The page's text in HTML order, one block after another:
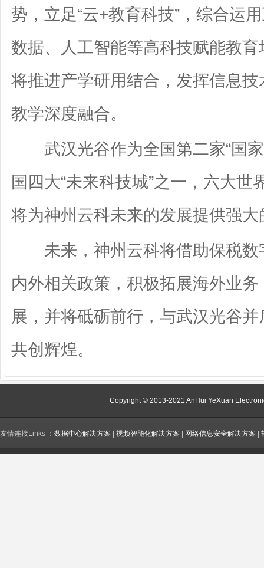
势，立足“云+教育科技”，综合运
数据、人工智能等高科技赋能教
将推进产学研用结合，发挥信息
教学深度融合。
武汉光谷作为全国第二家“国家
国四大“未来科技城”之一，六大世
将为神州云科未来的发展提供强大
未来，神州云科将借助保税数
内外相关政策，积极拓展海外业
展，并将砥砺前行，与武汉光谷
共创辉煌。
Copyright © 2013-2021 AnHui YeXuan
友情连接Links ： 数据中心解决方案 视频智能化解决方案 网络信息安全解决方案